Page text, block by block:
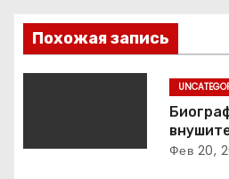
п
о
Похожая запись
Фев 20,